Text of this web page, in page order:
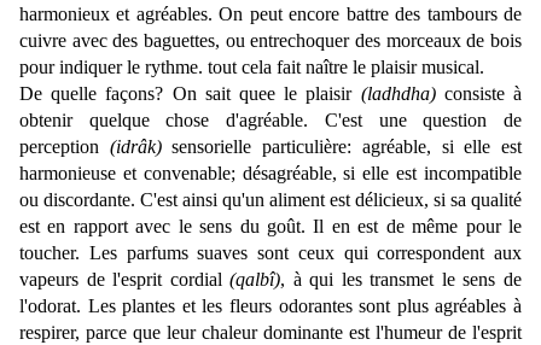
harmonieux et agréables. On peut encore battre des tambours de
cuivre avec des baguettes, ou entrechoquer des morceaux de bois
pour indiquer le rythme. tout cela fait naître le plaisir musical.
De quelle façons? On sait quee le plaisir (ladhdha)consiste à
obtenir quelque chose d'agréable. C'est une question de
perception (idrâk)sensorielle particulière: agréable, si elle est
harmonieuse et convenable; désagréable, si elle est incompatible
ou discordante. C'est ainsi qu'un aliment est délicieux, si sa qualité
est en rapport avec le sens du goût. Il en est de même pour le
toucher. Les parfums suaves sont ceux qui correspondent aux
vapeurs de l'esprit cordial(qalbî), à qui les transmet le sens de
l'odorat. Les plantes et les fleurs odorantes sont plus agréables à
respirer, parce que leur chaleur dominante est l'humeur de l'esprit